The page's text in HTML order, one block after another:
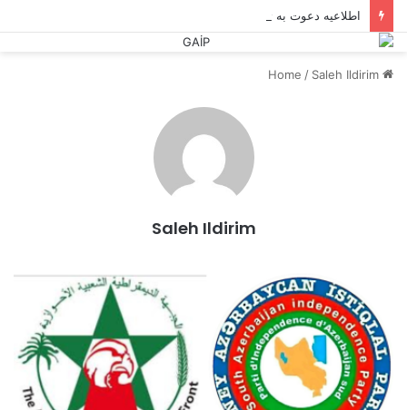
اطلاعیه دعوت به تجمع
/ Saleh Ildirim
Saleh Ildirim